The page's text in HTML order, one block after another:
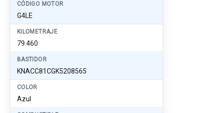
CÓDIGO MOTOR
G4LE
KILOMETRAJE
79.460
BASTIDOR
KNACC81CGK5208565
COLOR
Azul